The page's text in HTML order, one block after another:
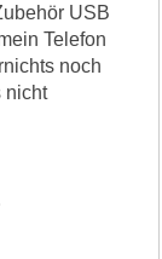
USB
Telefon
noch
nicht